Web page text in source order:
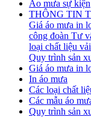
Áo mưa sự kiện
THÔNG TIN
Giá áo mưa in
công đoàn Tư
loại chất liệu
Quy trình sản
Giá áo mưa in
In áo mưa
Các loại chất
Các mẫu áo
Quy trình sản